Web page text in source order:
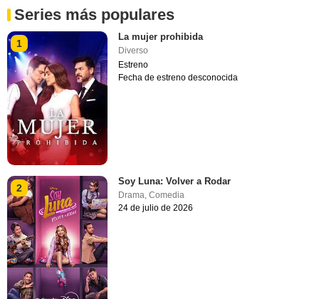
Series más populares
1
La mujer prohibida
Diverso
Estreno
Fecha de estreno desconocida
2
Soy Luna: Volver a Rodar
Drama,Comedia
24 de julio de 2026